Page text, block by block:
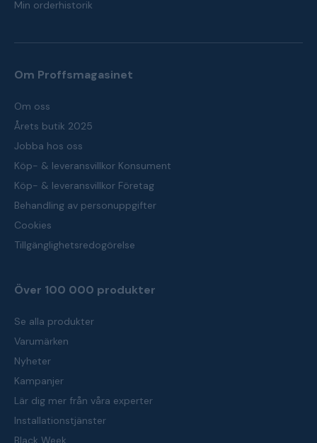
Min orderhistorik
Om Proffsmagasinet
Om oss
Årets butik 2025
Jobba hos oss
Köp- & leveransvillkor Konsument
Köp- & leveransvillkor Företag
Behandling av personuppgifter
Cookies
Tillgänglighetsredogörelse
Över 100 000 produkter
Se alla produkter
Varumärken
Nyheter
Kampanjer
Lär dig mer från våra experter
Installationstjänster
Black Week